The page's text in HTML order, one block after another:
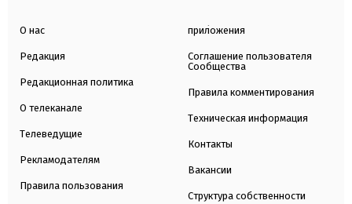
О нас
Редакция
Редакционная политика
О телеканале
Телеведущие
Рекламодателям
Правила пользования
приложения
Соглашение пользователя
Сообщества
Правила комментирования
Техническая информация
Контакты
Вакансии
Структура собственности